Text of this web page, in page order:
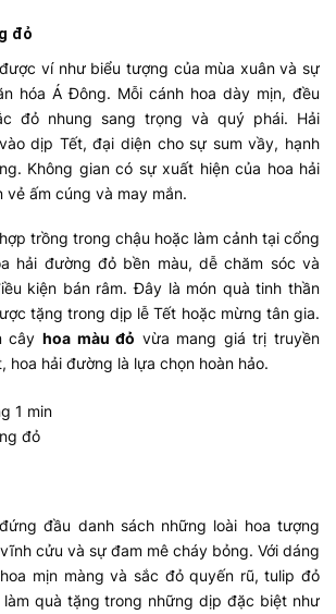
đỏ
ví như biểu tượng của mùa xuân và sự
hóa Á Đông. Mỗi cánh hoa dày mịn, đều
đỏ nhung sang trọng và quý phái. Hải
dịp Tết, đại diện cho sự sum vầy, hạnh
Không gian có sự xuất hiện của hoa hải
vẻ ấm cúng và may mắn.
trồng trong chậu hoặc làm cảnh tại cổng
hải đường đỏ bền màu, dễ chăm sóc và
kiện bán râm. Đây là món quà tinh thần
tặng trong dịp lễ Tết hoặc mừng tân gia.
cây hoa màu đỏ vừa mang giá trị truyền
hoa hải đường là lựa chọn hoàn hảo.
đỏ
đầu danh sách những loài hoa tượng
cửu và sự đam mê cháy bỏng. Với dáng
mịn màng và sắc đỏ quyến rũ, tulip đỏ
quà tặng trong những dịp đặc biệt như